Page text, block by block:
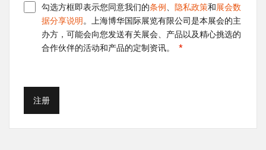
勾选方框即表示您同意我们的条例、 隐私政策和展会数
据分享说明。上海博华国际展览有限公司是本展会的主
办方，可能会向您发送有关展会、产品以及精心挑选的
合作伙伴的活动和产品的定制资讯。
注册